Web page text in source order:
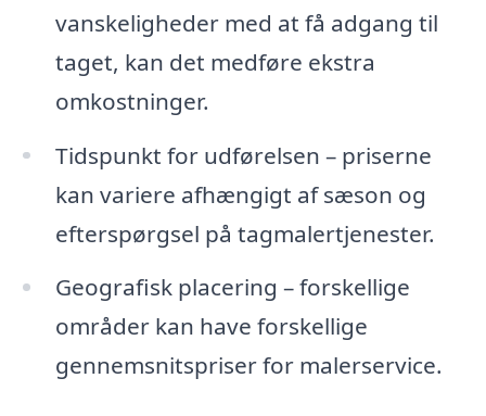
vanskeligheder med at få adgang til
taget, kan det medføre ekstra
omkostninger.
Tidspunkt for udførelsen – priserne
kan variere afhængigt af sæson og
efterspørgsel på tagmalertjenester.
Geografisk placering – forskellige
områder kan have forskellige
gennemsnitspriser for malerservice.